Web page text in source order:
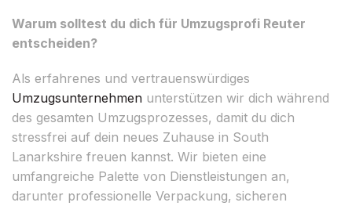
Warum solltest du dich für Umzugsprofi Reuter
entscheiden?
Als erfahrenes und vertrauenswürdiges
Umzugsunternehmen unterstützen wir dich während
des gesamten Umzugsprozesses, damit du dich
stressfrei auf dein neues Zuhause in South
Lanarkshire freuen kannst. Wir bieten eine
umfangreiche Palette von Dienstleistungen an,
darunter professionelle Verpackung, sicheren